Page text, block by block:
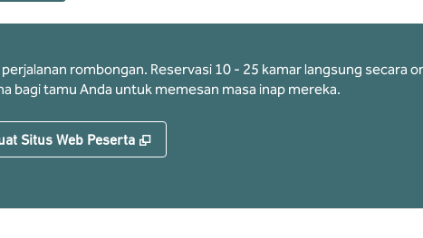
rombongan. Reservasi 10 - 25 kamar langsung secara
bagi tamu Anda untuk memesan masa inap mereka.
tab baru
Situs Web Peserta ,